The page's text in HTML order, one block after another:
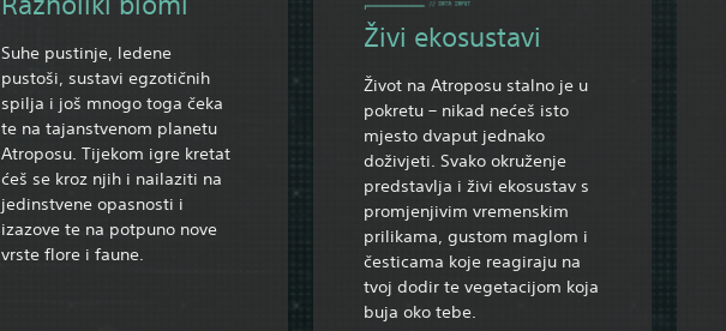
Suhe pustinje, ledene
pustoši, sustavi egzotičnih
spilja i još mnogo toga čeka
te na tajanstvenom planetu
Atroposu. Tijekom igre kretat
ćeš se kroz njih i nailaziti na
jedinstvene opasnosti i
izazove te na potpuno nove
vrste flore i faune.
Živi ekosustavi
Život na Atroposu stalno je u
pokretu – nikad nećeš isto
mjesto dvaput jednako
doživjeti. Svako okruženje
predstavlja i živi ekosustav s
promjenjivim vremenskim
prilikama, gustom maglom i
česticama koje reagiraju na
tvoj dodir te vegetacijom koja
buja oko tebe.